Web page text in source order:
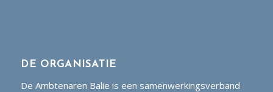
DE ORGANISATIE
De Ambtenaren Balie is een samenwerkingsverband